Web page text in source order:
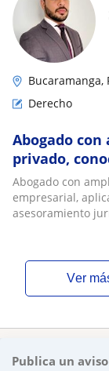
Bucaramanga,
Derecho
Abogado
privado,
laboral,
Abogado con
empresarial,
asesoramiento
ver
Publica un aviso